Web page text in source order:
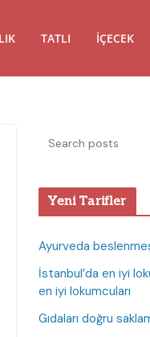
TATLI İÇECEK
Yeni Tarifler
Ayurveda
İstanbul’da en iyi
en iyi lokumcuları
Gıdaları doğru